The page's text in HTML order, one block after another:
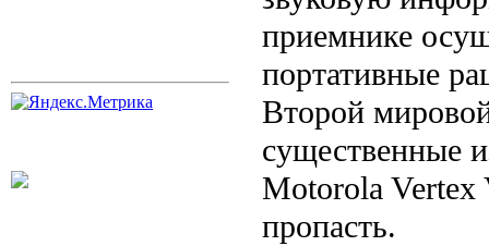
приемнике
портативные
Второй
существенные
Motorola
пропасть.